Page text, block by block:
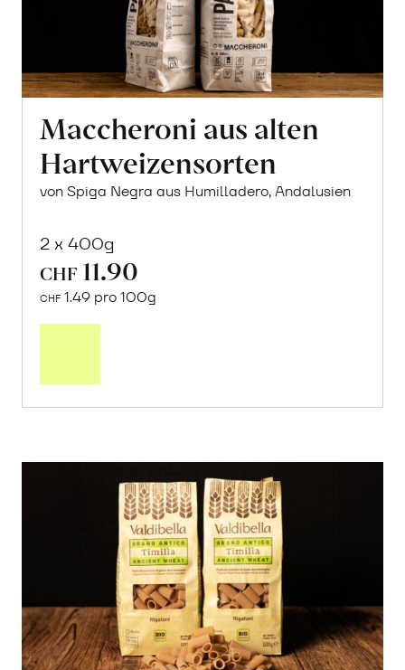
Maccheroni aus alten
Hartweizensorten
von Spiga Negra aus Humilladero, Andalusien
2 x 400g
CHF 11.90
CHF 1.49 pro 100g